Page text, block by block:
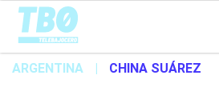
Cargando...
ARGENTINA | CHINA SUÁREZ